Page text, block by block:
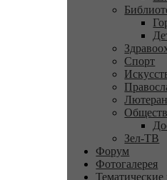
Спорт
Зел-ТВ
Форум
Фотогалерея
Тематические